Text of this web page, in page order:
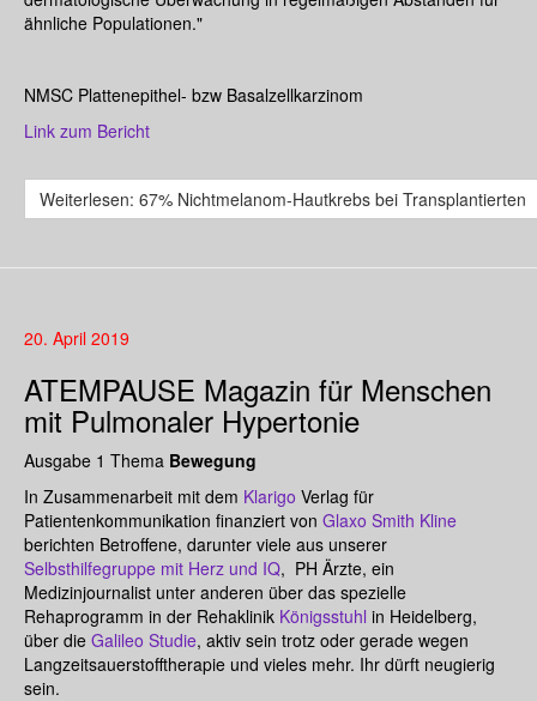
ähnliche Populationen."
NMSC Plattenepithel- bzw Basalzellkarzinom
Link zum Bericht
Weiterlesen: 67% Nichtmelanom-Hautkrebs bei Transplantierten
20. April 2019
ATEMPAUSE Magazin für Menschen
mit Pulmonaler Hypertonie
Ausgabe 1 Thema Bewegung
In Zusammenarbeit mit dem Klarigo Verlag für
Patientenkommunikation finanziert von Glaxo Smith Kline
berichten Betroffene, darunter viele aus unserer
Selbsthilfegruppe mit Herz und IQ, PH Ärzte, ein
Medizinjournalist unter anderen über das spezielle
Rehaprogramm in der Rehaklinik Königsstuhl in Heidelberg,
über die Galileo Studie, aktiv sein trotz oder gerade wegen
Langzeitsauerstofftherapie und vieles mehr. Ihr dürft neugierig
sein.